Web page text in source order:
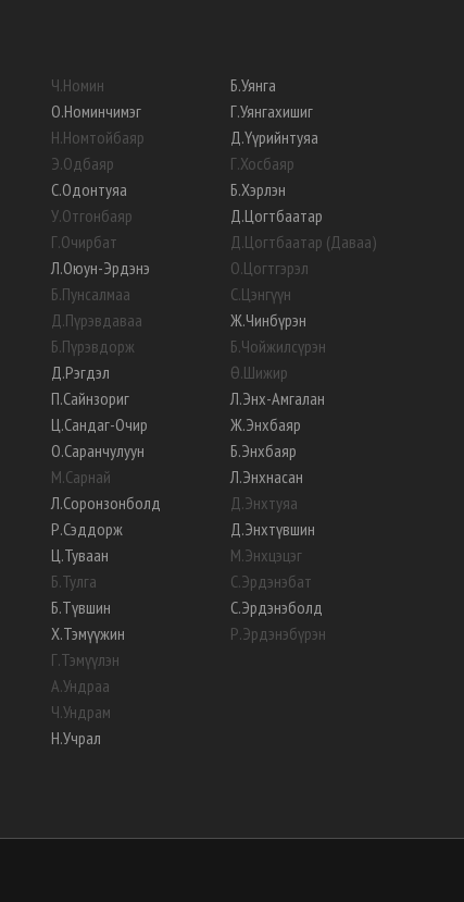
Ч.Номин
О.Номинчимэг
Н.Номтойбаяр
Э.Одбаяр
С.Одонтуяа
У.Отгонбаяр
Г.Очирбат
Л.Оюун-Эрдэнэ
Б.Пунсалмаа
Д.Пүрэвдаваа
Б.Пүрэвдорж
Д.Рэгдэл
П.Сайнзориг
Ц.Сандаг-Очир
О.Саранчулуун
М.Сарнай
Л.Соронзонболд
Р.Сэддорж
Ц.Туваан
Б.Тулга
Б.Түвшин
Х.Тэмүүжин
Г.Тэмүүлэн
А.Ундраа
Ч.Ундрам
Н.Учрал
Б.Уянга
Г.Уянгахишиг
Д.Үүрийнтуяа
Г.Хосбаяр
Б.Хэрлэн
Д.Цогтбаатар
Д.Цогтбаатар (Даваа)
О.Цогтгэрэл
С.Цэнгүүн
Ж.Чинбүрэн
Б.Чойжилсүрэн
Ө.Шижир
Л.Энх-Амгалан
Ж.Энхбаяр
Б.Энхбаяр
Л.Энхнасан
Д.Энхтуяа
Д.Энхтүвшин
М.Энхцэцэг
С.Эрдэнэбат
С.Эрдэнэболд
Р.Эрдэнэбүрэн